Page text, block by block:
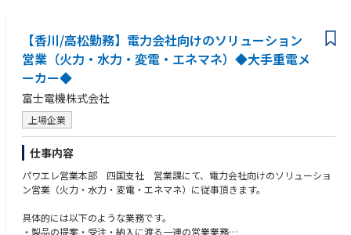
す。
●キャリアパス
・初期配属の部署の仕事にとどまらず、様々な工程や職務を経験いただい
て、総合的なスキルを身につけられるキャリアパスを用意しています。
・Panasonic Energyは中国や米国にリチウムイオン電池の製造拠点を構え
ています。そこへの出張業務、長期駐在・出向業務。
その他のグループ内拠点含め、ALL Panasonic Energyでのジョブロー
テーションやキャリア開発が可能です。
【香川/高松勤務】電力会社向けのソリューション
営業（火力・水力・変電・エネマネ）◆大手重電メ
ーカー◆
富士電機株式会社
上場企業
仕事内容
パワエレ営業本部 四国支社 営業課にて、電力会社向けのソリューショ
ン営業（火力・水力・変電・エネマネ）に従事頂きます。
具体的には以下のような業務です。
・製品の提案・受注・納入に渡る一連の営業業務